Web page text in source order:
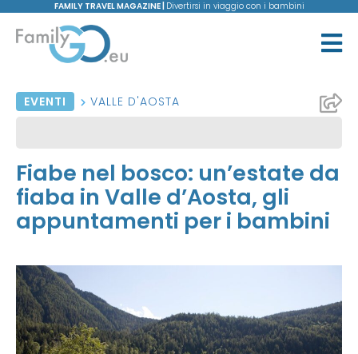
FAMILY TRAVEL MAGAZINE | Divertirsi in viaggio con i bambini
EVENTI VALLE D'AOSTA
Fiabe nel bosco: un’estate da
fiaba in Valle d’Aosta, gli
appuntamenti per i bambini